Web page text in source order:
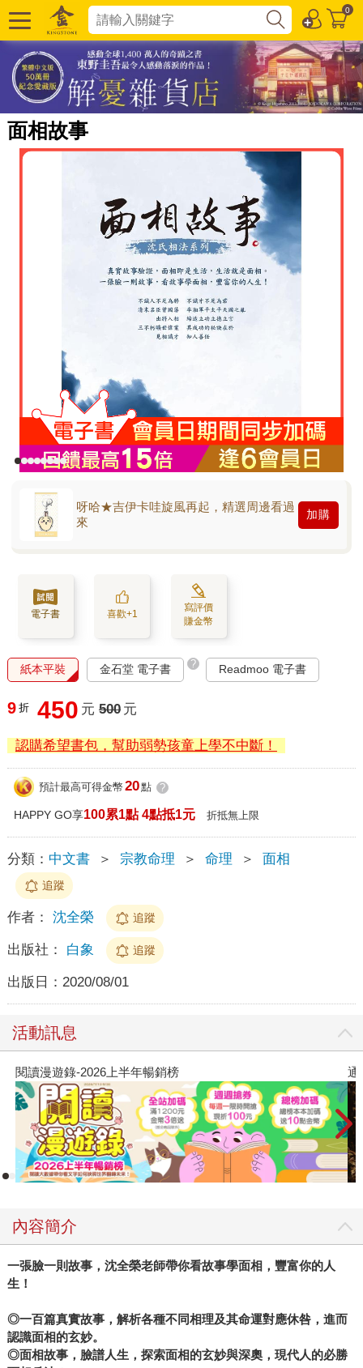
0
面相故事
呀哈★吉伊卡哇旋風再起，精選周邊看過
來
加購
電子書 喜歡+1
寫評價
賺金幣
紙本平裝 金石堂 電子書 ? Readmoo 電子書
9 折 450 元 500 元
認購希望書包，幫助弱勢孩童上學不中斷！
預計最高可得金幣 20點 ?
HAPPY GO享100累1點 4點抵1元 折抵無上限
分類： 中文書 ＞ 宗教命理 ＞ 命理 ＞ 面相
追蹤
作者： 沈全榮 追蹤
出版社： 白象 追蹤
出版日： 2020/08/01
活動訊息
閱讀漫遊錄-2026上半年暢銷榜 通
內容簡介
一張臉一則故事，沈全榮老師帶你看故事學面相，豐富你的人
生！
◎一百篇真實故事，解析各種不同相理及其命運對應休咎，進而
認識面相的玄妙。
◎面相故事，臉譜人生，探索面相的玄妙與深奧，現代人的必勝